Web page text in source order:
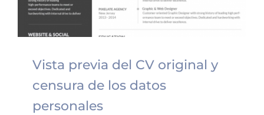
Vista previa del CV original y
censura de los datos
personales